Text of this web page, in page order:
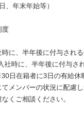
、年末年始等）
度
に、半年後に付与され
社時に、半年後に付与
日在籍者に3日の有給休
メンバーの状況に配慮
くご相談ください。